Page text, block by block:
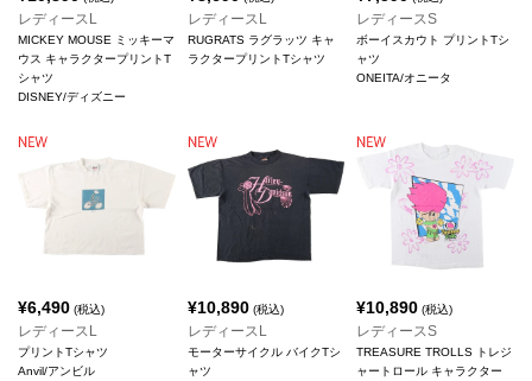
レディースL
MICKEY MOUSE ミッキーマ
ウス キャラクタープリントT
シャツ
DISNEY/ディズニー
レディースL
RUGRATS ラグラッツ キャ
ラクタープリントTシャツ
レディースS
ボーイスカウト プリントTシ
ャツ
ONEITA/オニータ
¥6,490 (税込)
レディースL
プリントTシャツ
Anvil/アンビル
¥10,890(税込)
レディースL
モーターサイクル バイクTシ
ャツ
¥10,890 (税込)
レディースS
TREASURE TROLLS トレジ
ャートロール キャラクター